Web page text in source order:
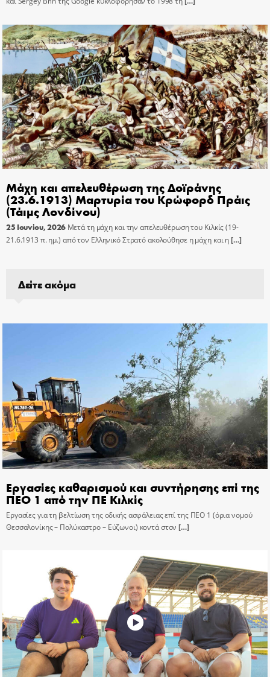
Μάχη και απελευθέρωση της Δοϊράνης
(23.6.1913) Μαρτυρία του Κρώφορδ Πράις
(Τάιμς Λονδίνου)
25 Ιουνίου, 2026 Μετά τη μάχη και την απελευθέρωση του Κιλκίς (19-
21.6.1913 π. ημ.) από τον Ελληνικό Στρατό ακολούθησε η μάχη και η[…]
Δείτε ακόμα
Εργασίες καθαρισμού και συντήρησης επί της
ΠΕΟ 1 από την ΠΕ Κιλκίς
Εργασίες για τη βελτίωση της οδικής ασφάλειας επί της ΠΕΟ 1 (όρια νομού
Θεσσαλονίκης – Πολύκαστρο – Εύζωνοι) κοντά στον […]